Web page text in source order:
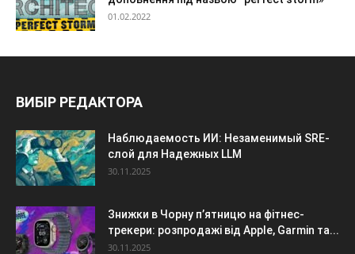
01.02.2022
ВИБІР РЕДАКТОРА
Наблюдаемость ИИ: Незаменимый SRE-
слой для Надежных LLM
30.11.2025
Знижки в Чорну п’ятницю на фітнес-
трекери: розпродажі від Apple, Garmin та...
30.11.2025